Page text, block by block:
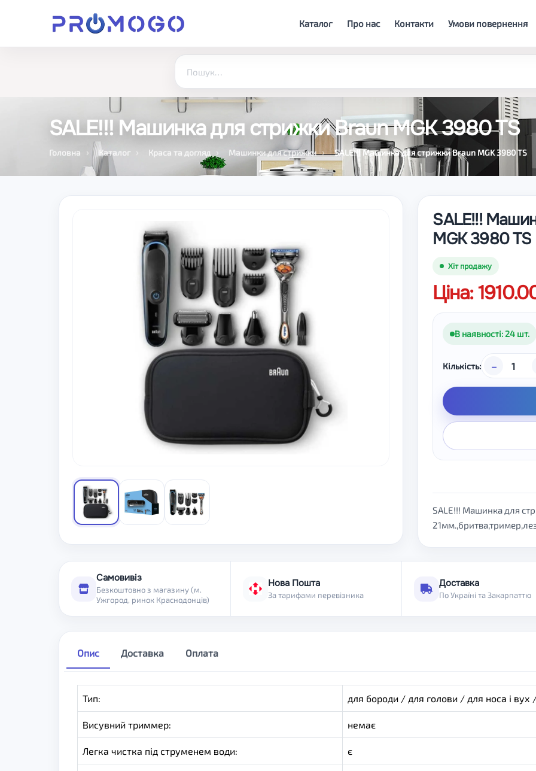
Каталог Про нас Контакти Умови повернення
SALE!!! Машинка для стрижки Braun MGK 3980 TS
Головна Каталог Краса та догляд Машинки для стрижки SALE!!! Машинка для стрижки Braun MGK 3980 TS
SALE!!!
MGK 3980 TS
Хіт продажу
Ціна:
В наявності: 24 шт.
Кількість: –
SALE!!! Машинка для
Самовивіз
Безкоштовно з магазину (м.
Ужгород, ринок Краснодонців)
Нова Пошта
За тарифами перевізника
Доставка
По Україні та Закарпаттю
Опис Доставка Оплата
Тип: для бороди / для голови / для носа і вух
Висувний триммер: немає
Легка чистка під струменем води: є